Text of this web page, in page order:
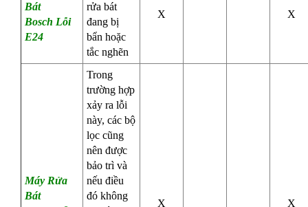
Bát
Bosch Lỗi
E24
rửa bát
đang bị
bẩn hoặc
tắc nghẽn
X X
Máy Rửa
Bát
Trong
trường hợp
xảy ra lỗi
này, các bộ
lọc cũng
nên được
bảo trì và
nếu điều
đó không
X X